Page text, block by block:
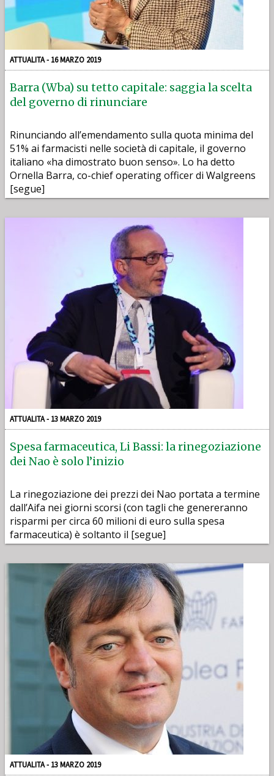
ATTUALITA - 16 MARZO 2019
Barra (Wba) su tetto capitale: saggia la scelta
del governo di rinunciare
Rinunciando all’emendamento sulla quota minima del
51% ai farmacisti nelle società di capitale, il governo
italiano «ha dimostrato buon senso». Lo ha detto
Ornella Barra, co-chief operating officer di Walgreens
[segue]
ATTUALITA - 13 MARZO 2019
Spesa farmaceutica, Li Bassi: la rinegoziazione
dei Nao è solo l’inizio
La rinegoziazione dei prezzi dei Nao portata a termine
dall’Aifa nei giorni scorsi (con tagli che genereranno
risparmi per circa 60 milioni di euro sulla spesa
farmaceutica) è soltanto il [segue]
ATTUALITA - 13 MARZO 2019